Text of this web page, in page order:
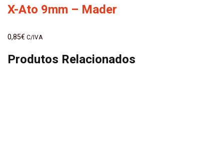
X-Ato 9mm – Mader
0,85€ C/IVA
Produtos Relacionados